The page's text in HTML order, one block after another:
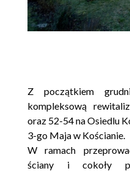
Z początkiem
kompleksową
oraz 52-54 na Osiedlu
3-go Maja w Kościanie.
W ramach
ściany i cokoły